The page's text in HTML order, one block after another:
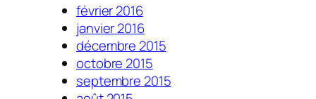
février 2016
janvier 2016
décembre 2015
octobre 2015
septembre 2015